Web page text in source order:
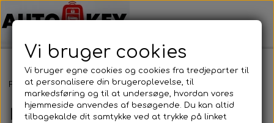
Forside Bilnøgler Kia Nøgle cover
Nøgle cover
Vi bruger cookies
Vi bruger egne cookies og cookies fra tredjeparter til
at personalisere din brugeroplevelse, til
markedsføring og til at undersøge, hvordan vores
hjemmeside anvendes af besøgende. Du kan altid
tilbagekalde dit samtykke ved at trykke på linket